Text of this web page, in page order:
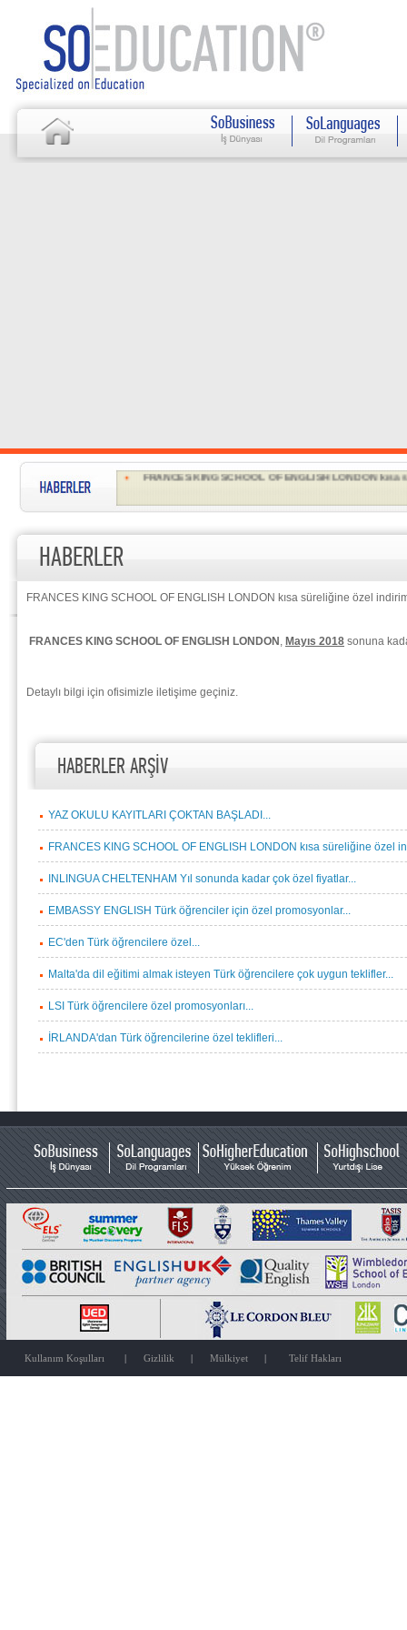
FRANCES KING SCHOOL OF ENGLISH LONDON
INLINGUA CHELTENHAM Yıl sonunda kadar çok özel
EMBASSY ENGLISH Türk öğrenciler için özel
Malta'da dil eğitimi almak isteyen Türk öğrencilere çok
HABERLER
FRANCES KING SCHOOL OF ENGLISH LONDON kısa süreliğine özel
FRANCES KING SCHOOL OF ENGLISH LONDON , Mayıs 2018 sonuna
Detaylı bilgi için ofisimizle iletişime geçiniz.
HABERLER ARŞİV
YAZ OKULU KAYITLARI ÇOKTAN BAŞLADI...
FRANCES KING SCHOOL OF ENGLISH LONDON kısa süreliğine özel
INLINGUA CHELTENHAM Yıl sonunda kadar çok özel fiyatlar...
EMBASSY ENGLISH Türk öğrenciler için özel promosyonlar...
EC'den Türk öğrencilere özel...
Malta'da dil eğitimi almak isteyen Türk öğrencilere çok uygun teklifler...
LSI Türk öğrencilere özel promosyonları...
İRLANDA'dan Türk öğrencilerine özel teklifleri...
Kullanım Koşulları | Gizlilik | Mülkiyet | Telif Hakları